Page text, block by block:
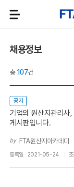
채용정보
총 107건
공지
기업의 원산지관리사
게시판입니다.
by FTA원산지아카데미
등록일 2021-05-24